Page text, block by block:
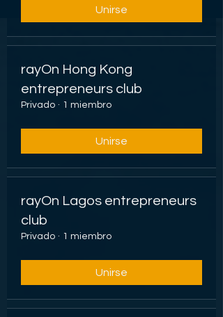
Unirse
rayOn Hong Kong
entrepreneurs club
Privado · 1 miembro
Unirse
rayOn Lagos entrepreneurs
club
Privado · 1 miembro
Unirse